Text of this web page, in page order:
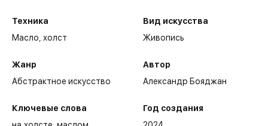
Техника
Масло,холст
Жанр
Абстрактное искусство
Ключевые слова
Вид искусства
Живопись
Автор
Александр Бояджан
Год создания